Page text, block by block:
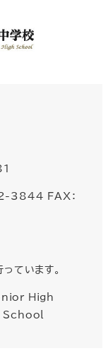
3844 FAX：
ています。
High